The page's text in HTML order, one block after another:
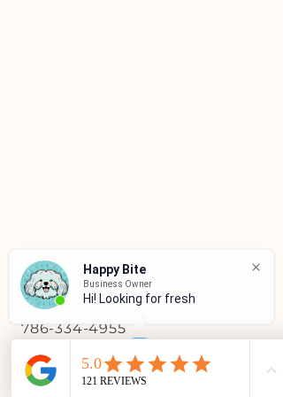
Happy Bite
Business Owner
Hi! Looking for fresh,
SERVICIO AL CLIENTE
786-334-4955
305-333-0067
info@happybitedog.com